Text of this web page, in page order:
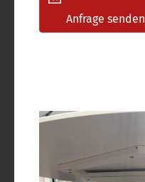
Anfrage senden